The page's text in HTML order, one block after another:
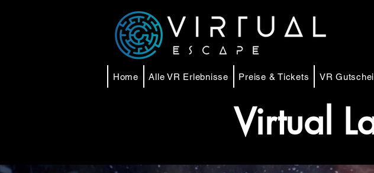
Home Alle VR Erlebnisse Preise & Tickets VR
Virtual